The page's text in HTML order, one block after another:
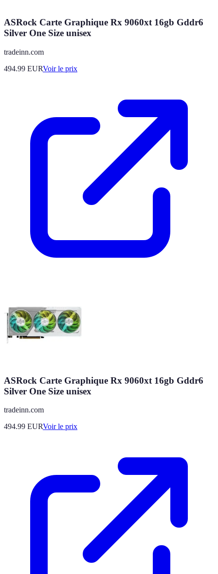
ASRock Carte Graphique Rx 9060xt 16gb Gddr6
Silver One Size unisex
tradeinn.com
494.99 EURVoir le prix
ASRock Carte Graphique Rx 9060xt 16gb Gddr6
Silver One Size unisex
tradeinn.com
494.99 EURVoir le prix